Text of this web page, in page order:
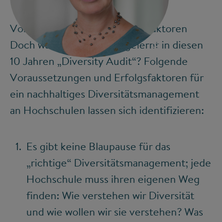
©
Voraussetzungen und Erfolgsfaktoren
Doch was haben wir nun gelernt in diesen
10 Jahren „Diversity Audit“? Folgende
Voraussetzungen und Erfolgsfaktoren für
ein nachhaltiges Diversitätsmanagement
an Hochschulen lassen sich identifizieren:
Es gibt keine Blaupause für das
„richtige“ Diversitätsmanagement; jede
Hochschule muss ihren eigenen Weg
finden: Wie verstehen wir Diversität
und wie wollen wir sie verstehen? Was